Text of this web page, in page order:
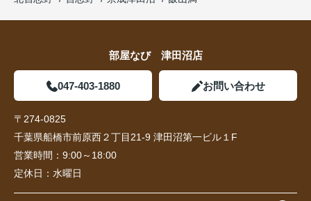
部屋なび 津田沼店
047-403-1880 お問い合わせ
〒274-0825
千葉県船橋市前原西２丁目21-9 津田沼第一ビル１F
営業時間： 9:00～18:00
定休日： 水曜日